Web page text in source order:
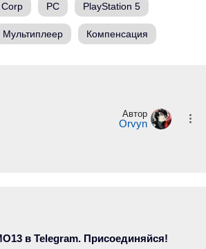
PC PlayStation 5
Мультиплеер Компенсация
Автор
Orvyn
в Telegram. Присоединяйся!